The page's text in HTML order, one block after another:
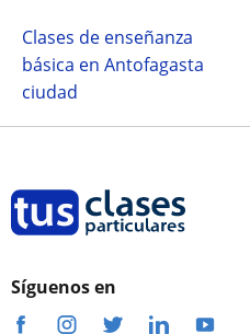
Clases de enseñanza
básica en Antofagasta
ciudad
Síguenos en